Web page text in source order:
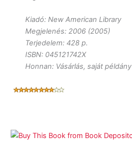
Kiadó: New American Library
Megjelenés: 2006 (2005)
Terjedelem: 428 p.
ISBN: 045121742X
Honnan: Vásárlás, saját példány